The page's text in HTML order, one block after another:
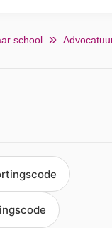
school